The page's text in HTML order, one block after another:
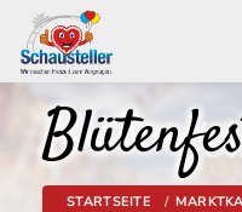
STARTSEITE